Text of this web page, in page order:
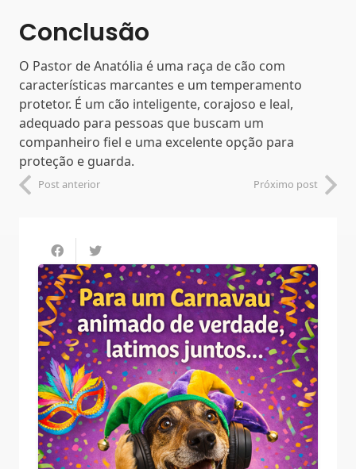
Conclusão
O Pastor de Anatólia é uma raça de cão com
características marcantes e um temperamento
protetor. É um cão inteligente, corajoso e leal,
adequado para pessoas que buscam um
companheiro fiel e uma excelente opção para
proteção e guarda.
Post anterior Próximo post